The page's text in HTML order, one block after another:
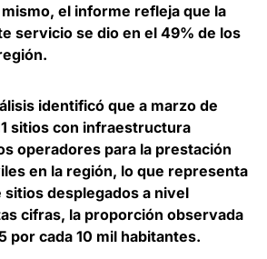
mismo, el informe refleja que la
servicio se dio en el 49% de los
identificó que a marzo de
sitios con infraestructura
operadores para la prestación
en la región, lo que representa
sitios desplegados a nivel
cifras, la proporción observada
por cada 10 mil habitantes.